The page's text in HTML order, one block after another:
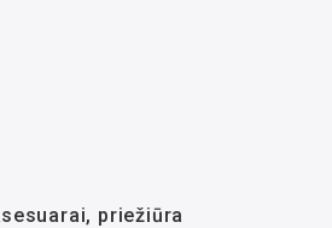
priežiūra